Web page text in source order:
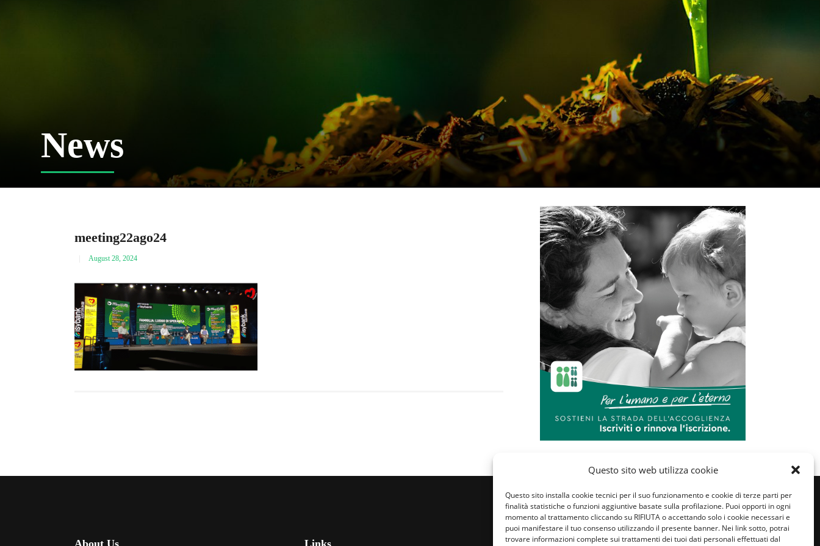
Questo sito web utilizza cookie
Questo sito installa cookie tecnici per il suo funzionamento e cookie di terze parti per
finalità statistiche o funzioni aggiuntive basate sulla profilazione. Puoi opporti in ogni
momento al trattamento cliccando su RIFIUTA o accettando solo i cookie necessari e
puoi manifestare il tuo consenso utilizzando il presente banner. Nei link sotto, potrai
trovare informazioni complete sui trattamenti dei tuoi dati personali effettuati dal
News
meeting22ago24
August 28, 2024